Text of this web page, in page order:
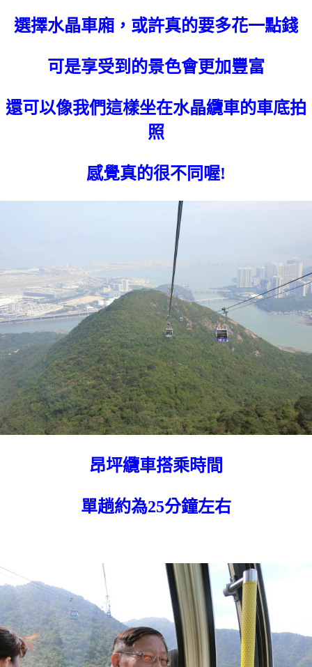
選擇水晶車廂，或許真的要多花一點錢
可是享受到的景色會更加豐富
還可以像我們這樣坐在水晶纜車的車底拍
照
感覺真的很不同喔!
昂坪纜車搭乘時間
單趟約為25分鐘左右